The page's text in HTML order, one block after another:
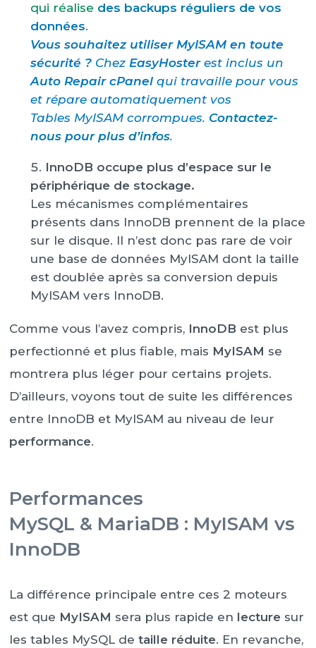
qui réalise des backups réguliers de vos
données.
Vous souhaitez utiliser MyISAM en toute
sécurité ? Chez EasyHosterest inclus un
Auto Repair cPanel qui travaille pour vous
et répare automatiquement vos
Tables MyISAM corrompues. Contactez-
nous pour plus d’infos.
InnoDB occupe plus d’espace sur le
périphérique de stockage.
Les mécanismes complémentaires
présents dans InnoDB prennent de la place
sur le disque. Il n’est donc pas rare de voir
une base de données MyISAM dont la taille
est doublée après sa conversion depuis
MyISAM vers InnoDB.
Comme vous l’avez compris, InnoDB est plus
perfectionné et plus fiable, mais MyISAM se
montrera plus léger pour certains projets.
D’ailleurs, voyons tout de suite les différences
entre InnoDB et MyISAM au niveau de leur
performance.
Performances
MySQL & MariaDB : MyISAM vs
InnoDB
La différence principale entre ces 2 moteurs
est que MyISAM sera plus rapide en lecture sur
les tables MySQL de taille réduite. En revanche,